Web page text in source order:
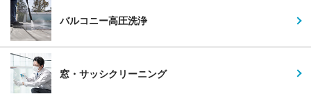
バルコニー高圧洗浄
窓・サッシクリーニング